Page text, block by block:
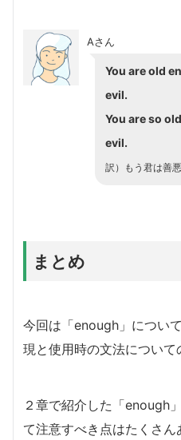
Aさん
You are old
evil.
You are so
evil.
訳）もう君は善
まとめ
今回は「enough」につい
現と使用時の文法について
２章で紹介した「enough
て注意すべき点はたくさ